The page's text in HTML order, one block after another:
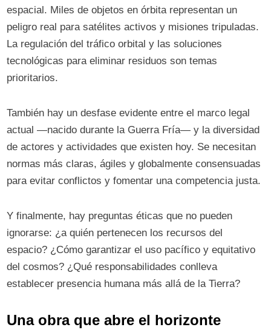
espacial. Miles de objetos en órbita representan un
peligro real para satélites activos y misiones tripuladas.
La regulación del tráfico orbital y las soluciones
tecnológicas para eliminar residuos son temas
prioritarios.
También hay un desfase evidente entre el marco legal
actual —nacido durante la Guerra Fría— y la diversidad
de actores y actividades que existen hoy. Se necesitan
normas más claras, ágiles y globalmente consensuadas
para evitar conflictos y fomentar una competencia justa.
Y finalmente, hay preguntas éticas que no pueden
ignorarse: ¿a quién pertenecen los recursos del
espacio? ¿Cómo garantizar el uso pacífico y equitativo
del cosmos? ¿Qué responsabilidades conlleva
establecer presencia humana más allá de la Tierra?
Una obra que abre el horizonte